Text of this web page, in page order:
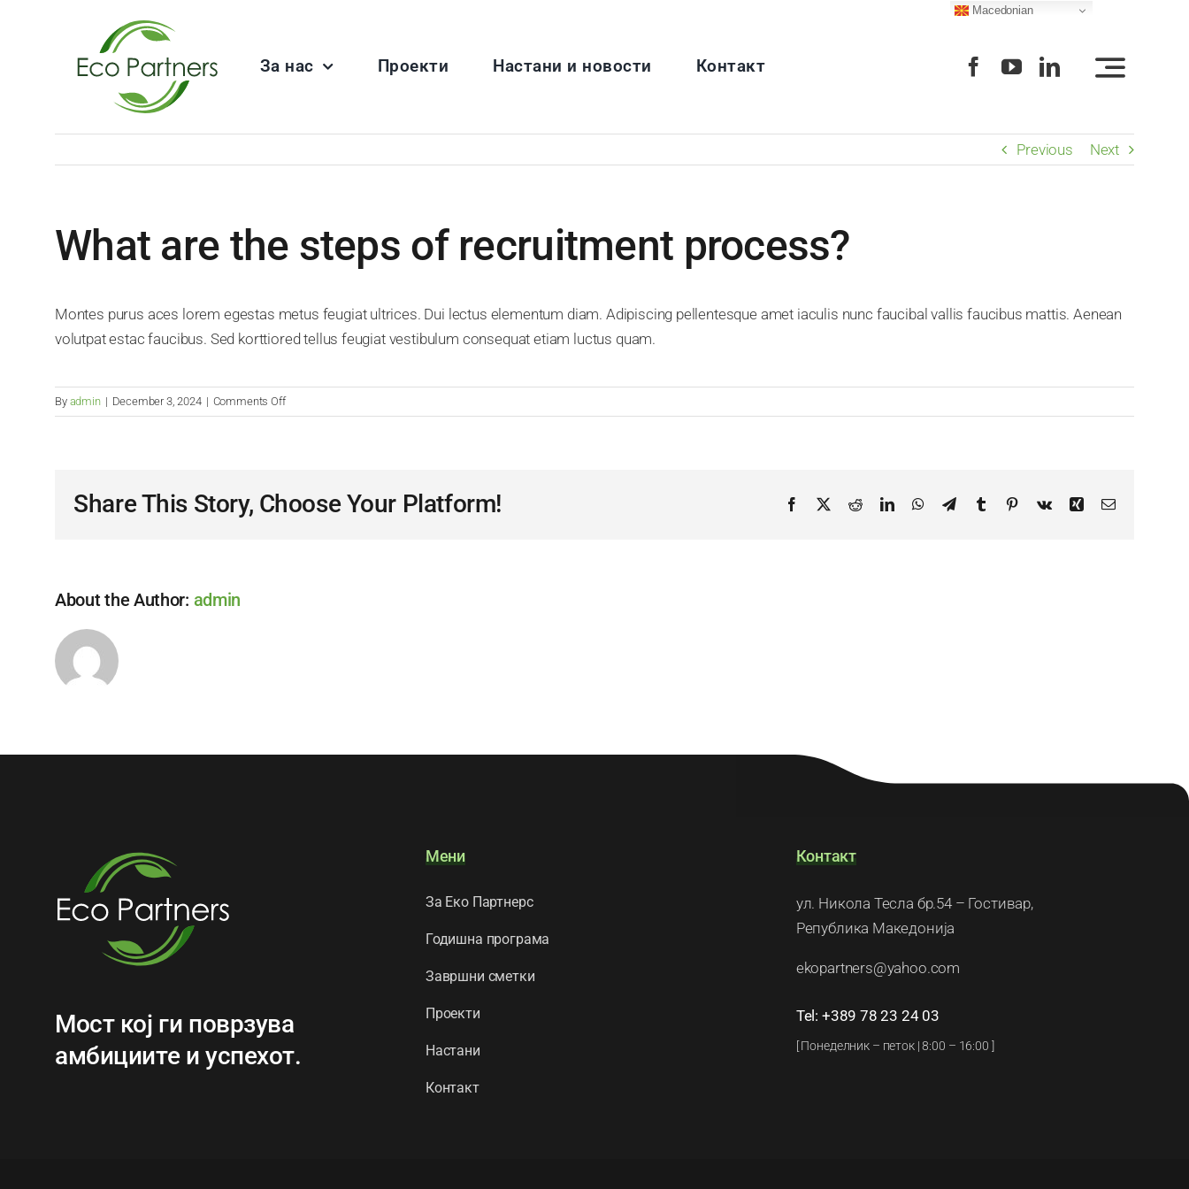
За нас Проекти Настани и новости Контакт
Previous Next
What are the steps of recruitment process?
Montes purus aces lorem egestas metus feugiat ultrices. Dui lectus elementum diam. Adipiscing pellentesque amet iaculis nunc faucibal vallis faucibus mattis. Aenean
volutpat estac faucibus. Sed korttiored tellus feugiat vestibulum consequat etiam luctus quam.
By admin | December 3, 2024 | Comments Offon
What
of
Share This Story, Choose Your Platform! Facebook RedditLinkedInWhatsApp
TelegramTumblr PinterestVk Xing Email
About the Author: admin
Мост кој ги поврзува
амбициите и успехот.
Мени
За Еко Партнерс
Годишна програма
Завршни сметки
Проекти
Настани
Контакт
Контакт
ул. Никола Тесла бр.54 – Гостивар,
Република Македонија
ekopartners@yahoo.com
Tel: +389 78 23 24 03
[ Понеделник – петок | 8:00 – 16:00 ]
Macedonian